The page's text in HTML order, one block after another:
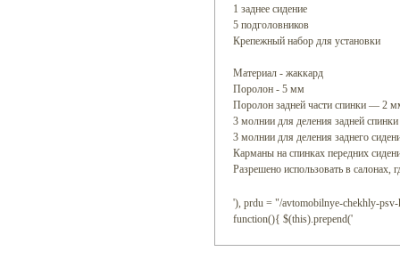
1 заднее сидение
5 подголовников
Крепежный набор для установки
Материал - жаккард
Поролон - 5 мм
Поролон задней части спинки — 2
3 молнии для деления задней спинки
3 молнии для деления заднего
Карманы на спинках передних
Разрешено использовать в салонах,
'), prdu = "/avtomobilnye-chekhly-
function(){ $(this).prepend('